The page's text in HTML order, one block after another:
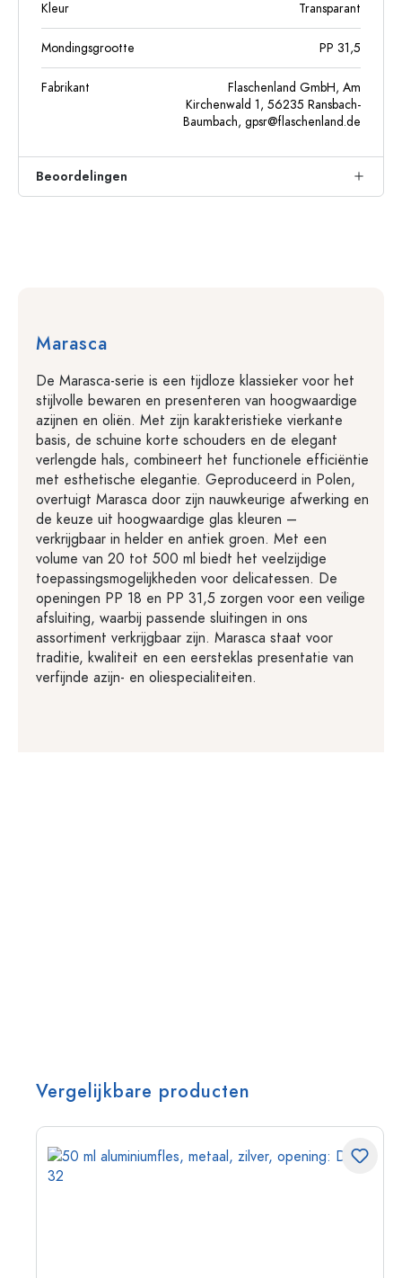
Kleur Transparant
Mondingsgrootte PP 31,5
Fabrikant
Flaschenland GmbH, Am
Kirchenwald 1, 56235 Ransbach-
Baumbach, gpsr@flaschenland.de
Beoordelingen
Marasca
De Marasca-serie is een tijdloze klassieker voor het
stijlvolle bewaren en presenteren van hoogwaardige
azijnen en oliën. Met zijn karakteristieke vierkante
basis, de schuine korte schouders en de elegant
verlengde hals, combineert het functionele efficiëntie
met esthetische elegantie. Geproduceerd in Polen,
overtuigt Marasca door zijn nauwkeurige afwerking en
de keuze uit hoogwaardige glas kleuren –
verkrijgbaar in helder en antiek groen. Met een
volume van 20 tot 500 ml biedt het veelzijdige
toepassingsmogelijkheden voor delicatessen. De
openingen PP 18 en PP 31,5 zorgen voor een veilige
afsluiting, waarbij passende sluitingen in ons
assortiment verkrijgbaar zijn. Marasca staat voor
traditie, kwaliteit en een eersteklas presentatie van
verfijnde azijn- en oliespecialiteiten.
Vergelijkbare producten